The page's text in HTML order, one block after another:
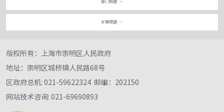
乡镇频道
版权所有：上海市崇明区人民政府
地址：崇明区城桥镇人民路68号
区政府总机: 021-59622324 邮编：202150
网站技术咨询: 021-69690893